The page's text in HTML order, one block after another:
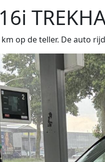
km op de teller. De auto